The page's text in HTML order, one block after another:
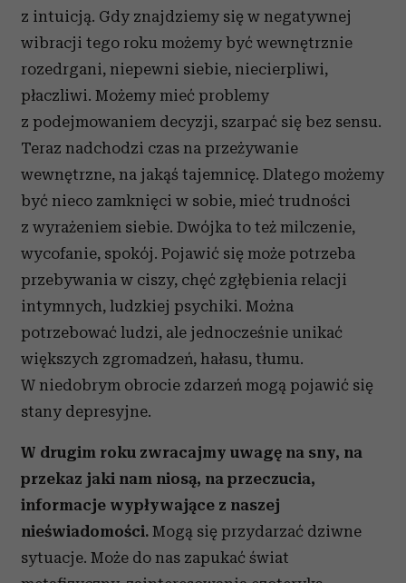
z intuicją. Gdy znajdziemy się w negatywnej
wibracji tego roku możemy być wewnętrznie
rozedrgani, niepewni siebie, niecierpliwi,
płaczliwi. Możemy mieć problemy
z podejmowaniem decyzji, szarpać się bez sensu.
Teraz nadchodzi czas na przeżywanie
wewnętrzne, na jakąś tajemnicę. Dlatego możemy
być nieco zamknięci w sobie, mieć trudności
z wyrażeniem siebie. Dwójka to też milczenie,
wycofanie, spokój. Pojawić się może potrzeba
przebywania w ciszy, chęć zgłębienia relacji
intymnych, ludzkiej psychiki. Można
potrzebować ludzi, ale jednocześnie unikać
większych zgromadzeń, hałasu, tłumu.
W niedobrym obrocie zdarzeń mogą pojawić się
stany depresyjne.
W drugim roku zwracajmy uwagę na sny, na
przekaz jaki nam niosą, na przeczucia,
informacje wypływające z naszej
nieświadomości. Mogą się przydarzać dziwne
sytuacje. Może do nas zapukać świat